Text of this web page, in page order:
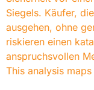
Siegels. Käufer,
ausgehen, ohne
riskieren einen
anspruchsvollen
This analysis